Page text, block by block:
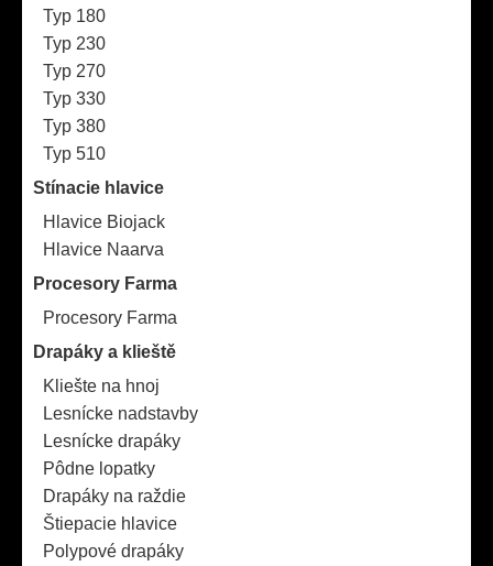
Typ 180
Typ 230
Typ 270
Typ 330
Typ 380
Typ 510
Stínacie hlavice
Hlavice Biojack
Hlavice Naarva
Procesory Farma
Procesory Farma
Drapáky a klieště
Kliešte na hnoj
Lesnícke nadstavby
Lesnícke drapáky
Pôdne lopatky
Drapáky na raždie
Štiepacie hlavice
Polypové drapáky